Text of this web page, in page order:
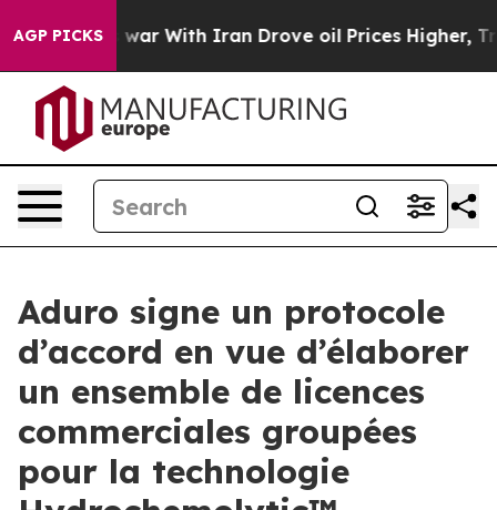
AGP PICKS
As war With Iran Drove oil Prices Higher, Trump
Aduro signe un protocole
d’accord en vue d’élaborer
un ensemble de licences
commerciales groupées
pour la technologie